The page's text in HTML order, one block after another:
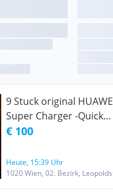
9 Stuck original
Super Charger -Quick
Charger
€ 100
Heute, 15:39 Uhr
1020 Wien, 02. Bezirk,